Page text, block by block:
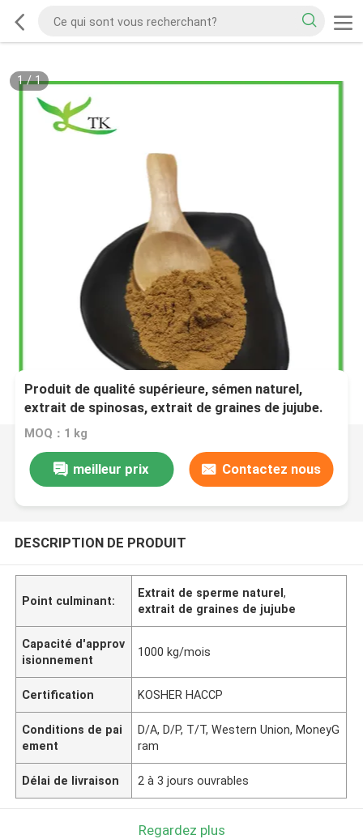
1/1
Produit de qualité supérieure, sémen naturel,
extrait de spinosas, extrait de graines de jujube.
MOQ：1 kg
meilleur prix Contactez nous
DESCRIPTION DE PRODUIT
Point culminant:
Extrait de sperme naturel,
extrait de graines de jujube
Capacité d'approv
isionnement
1000 kg/mois
Certification KOSHER HACCP
Conditions de pai
ement
D/A, D/P, T/T, Western Union, MoneyG
ram
Délai de livraison 2 à 3 jours ouvrables
Regardez plus